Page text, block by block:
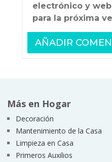
electrónico y
para la próxima
Más en Hogar
Decoración
Mantenimiento de la Casa
Limpieza en Casa
Primeros Auxilios